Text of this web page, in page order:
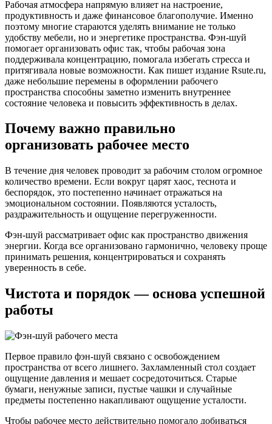
Рабочая атмосфера напрямую влияет на настроение,
продуктивность и даже финансовое благополучие. Именно
поэтому многие стараются уделять внимание не только
удобству мебели, но и энергетике пространства. Фэн-шуй
помогает организовать офис так, чтобы рабочая зона
поддерживала концентрацию, помогала избегать стресса и
притягивала новые возможности. Как пишет издание Rsute.ru,
даже небольшие перемены в оформлении рабочего
пространства способны заметно изменить внутреннее
состояние человека и повысить эффективность в делах.
Почему важно правильно
организовать рабочее место
В течение дня человек проводит за рабочим столом огромное
количество времени. Если вокруг царят хаос, теснота и
беспорядок, это постепенно начинает отражаться на
эмоциональном состоянии. Появляются усталость,
раздражительность и ощущение перегруженности.
Фэн-шуй рассматривает офис как пространство движения
энергии. Когда все организовано гармонично, человеку проще
принимать решения, концентрироваться и сохранять
уверенность в себе.
Чистота и порядок — основа успешной
работы
Первое правило фэн-шуй связано с освобождением
пространства от всего лишнего. Захламленный стол создает
ощущение давления и мешает сосредоточиться. Старые
бумаги, ненужные записи, пустые чашки и случайные
предметы постепенно накапливают ощущение усталости.
Чтобы рабочее место действительно помогало добиваться